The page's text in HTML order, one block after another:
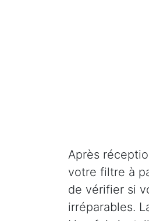
Après
votre filtre à
de vérifier si
irréparables.